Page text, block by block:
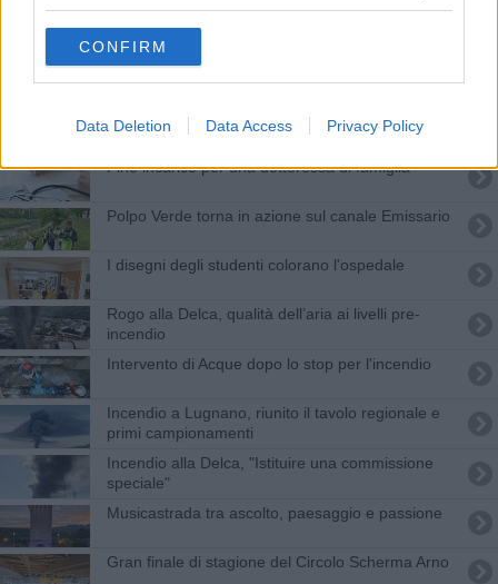
CONFIRM
Data Deletion Data Access Privacy Policy
"Il Comune dica no al rincaro dei biglietti"
Poeti in Rsa per il progetto La Farfalla
Fine incarico per una dottoressa di famiglia
Polpo Verde torna in azione sul canale Emissario
I disegni degli studenti colorano l'ospedale
Rogo alla Delca, qualità dell’aria ai livelli pre-
incendio
Intervento di Acque dopo lo stop per l'incendio
Incendio a Lugnano, riunito il tavolo regionale e
primi campionamenti
Incendio alla Delca, "Istituire una commissione
speciale"
Musicastrada tra ascolto, paesaggio e passione
Gran finale di stagione del Circolo Scherma Arno